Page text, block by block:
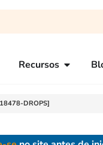
Recursos
DROPS]